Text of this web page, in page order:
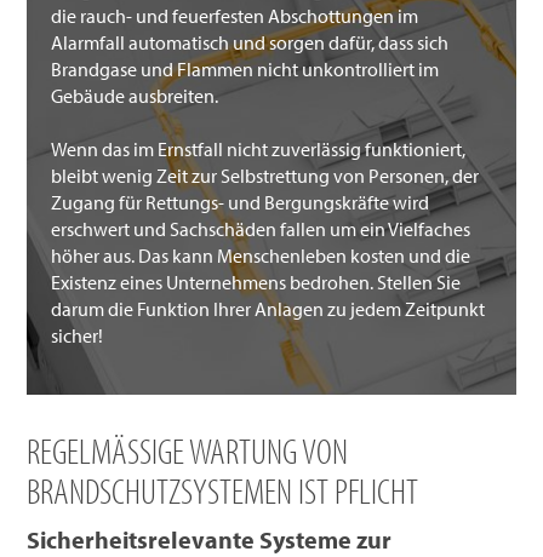
die rauch- und feuerfesten Abschottungen im
Alarmfall automatisch und sorgen dafür, dass sich
Brandgase und Flammen nicht unkontrolliert im
Gebäude ausbreiten.
Wenn das im Ernstfall nicht zuverlässig funktioniert,
bleibt wenig Zeit zur Selbstrettung von Personen, der
Zugang für Rettungs- und Bergungskräfte wird
erschwert und Sachschäden fallen um ein Vielfaches
höher aus. Das kann Menschenleben kosten und die
Existenz eines Unternehmens bedrohen. Stellen Sie
darum die Funktion Ihrer Anlagen zu jedem Zeitpunkt
sicher!
REGELMÄSSIGE WARTUNG VON B
RANDSCHUTZSYSTEMEN IST PFLICHT
Sicherheitsrelevante Systeme zur